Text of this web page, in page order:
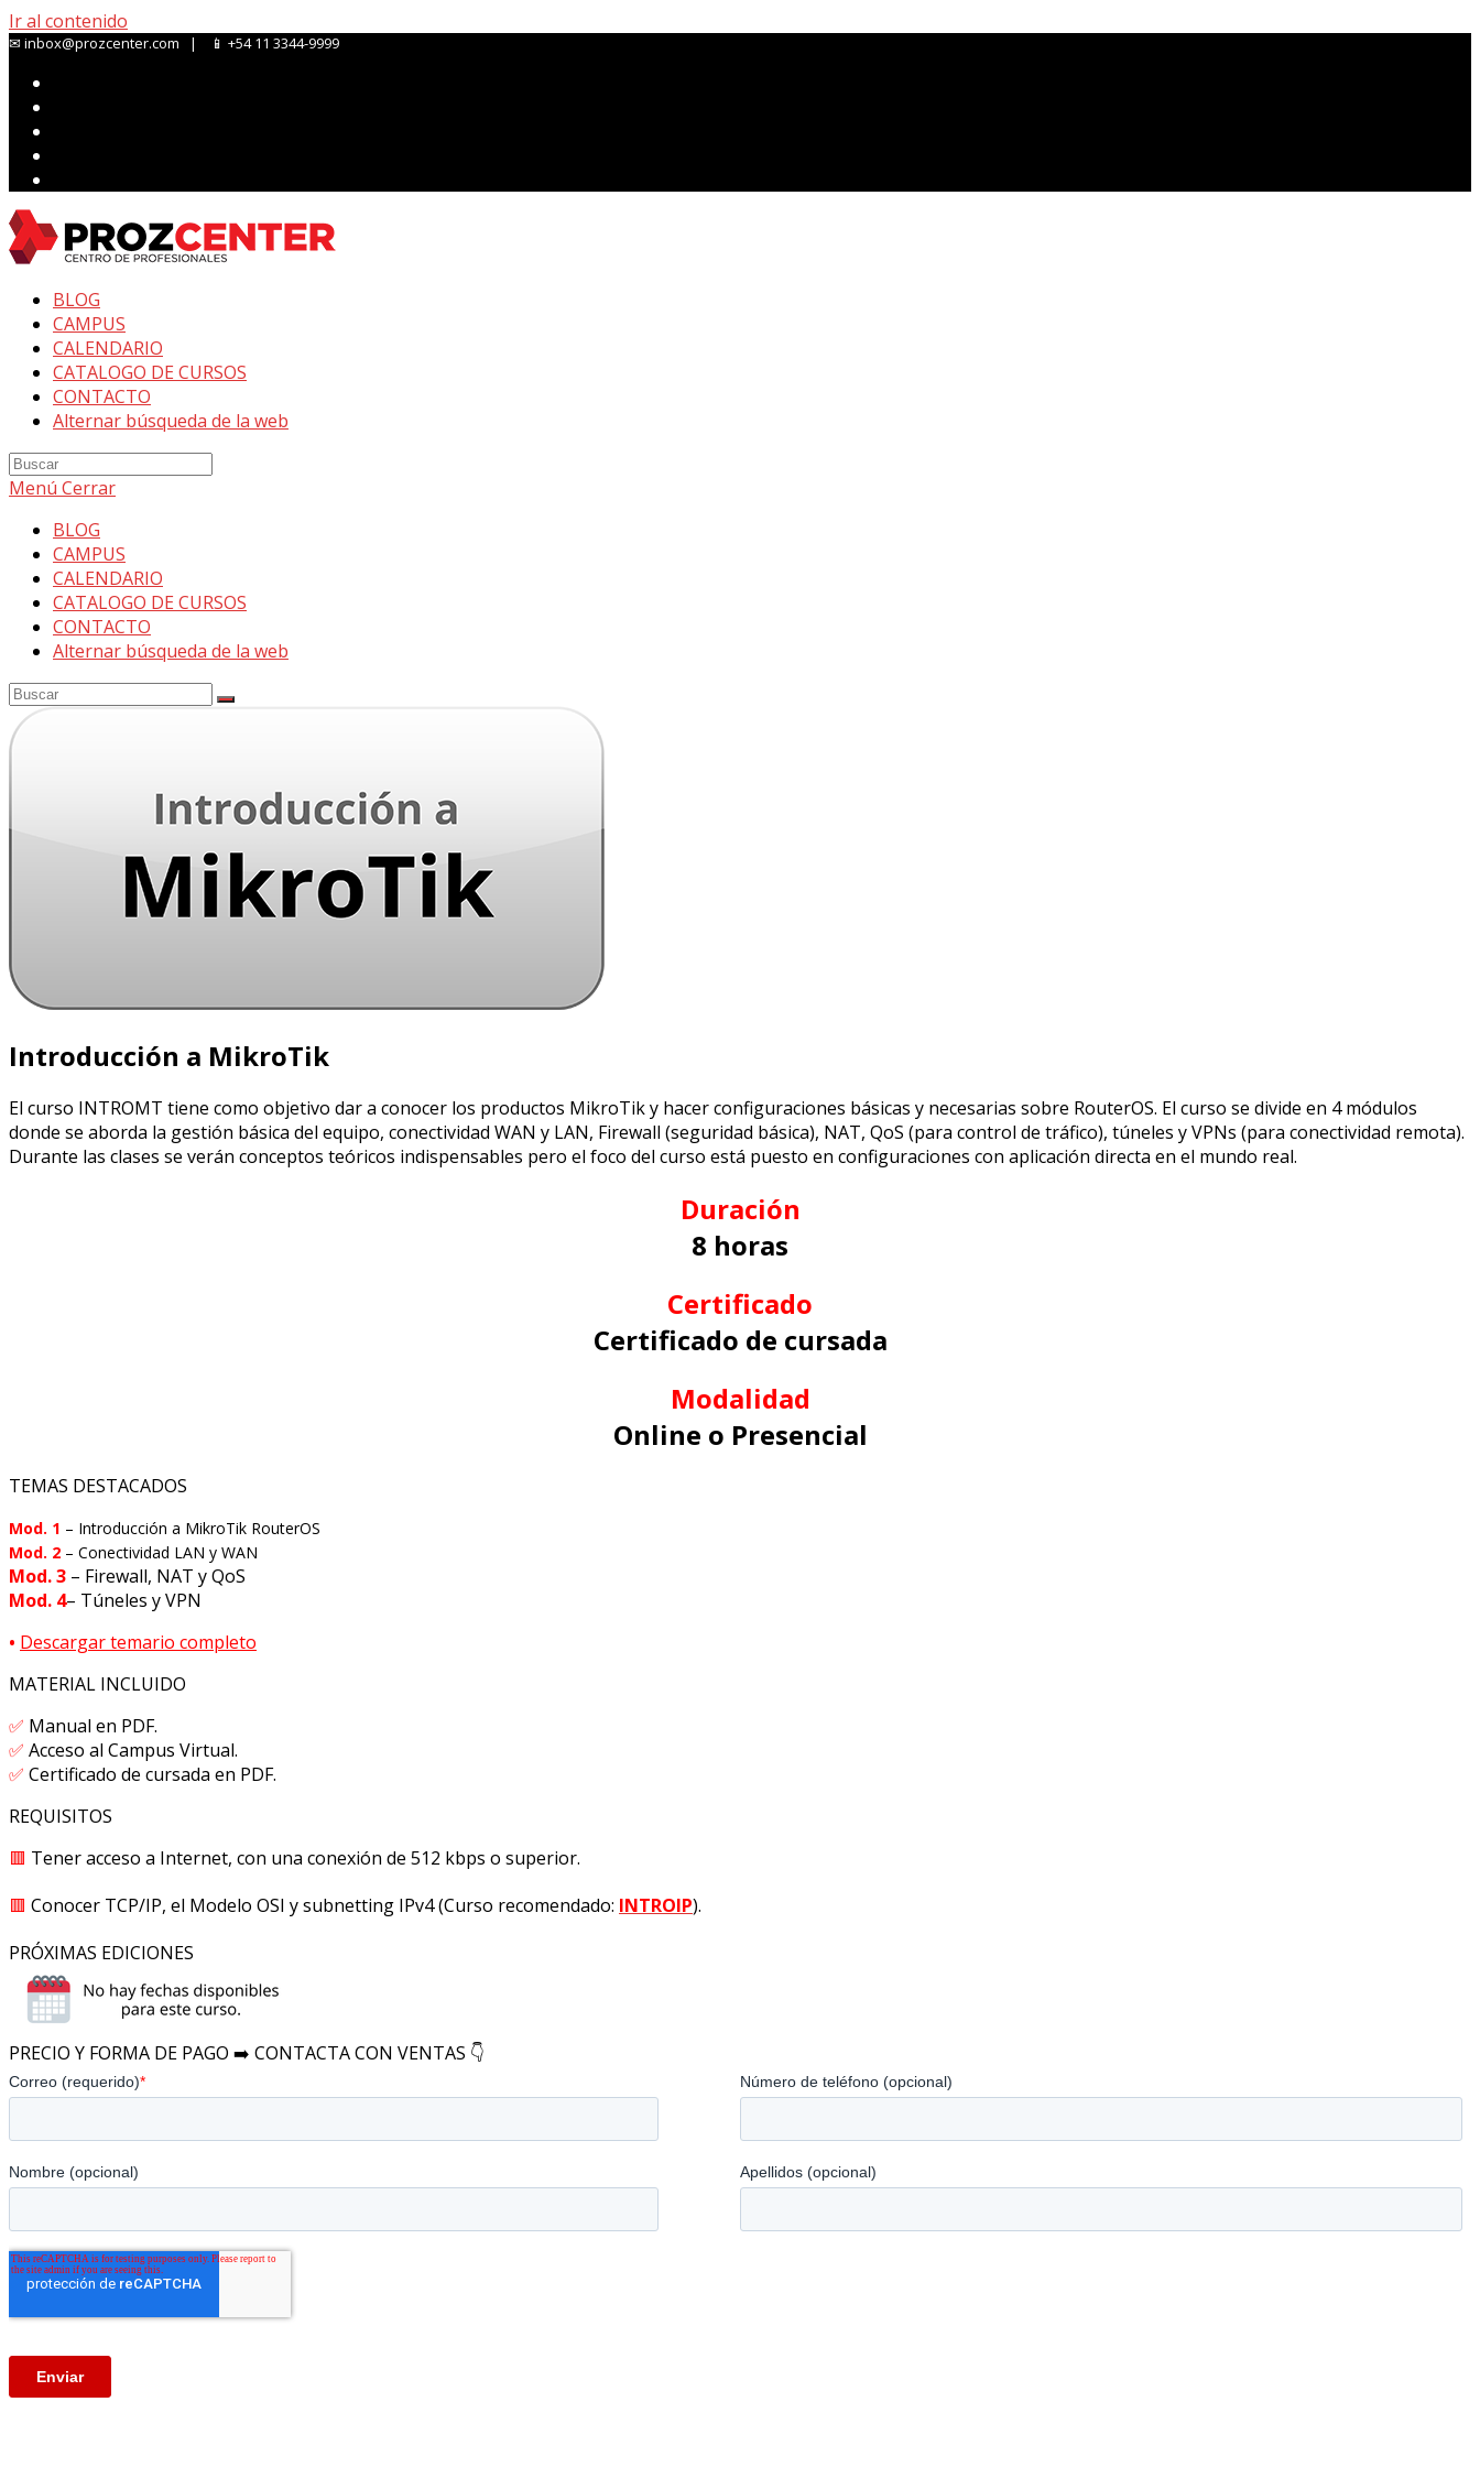
Ir al contenido
✉ inbox@prozcenter.com | 📱 +54 11 3344-9999
BLOG
CAMPUS
CALENDARIO
CATALOGO DE CURSOS
CONTACTO
Alternar búsqueda de la web
Menú Cerrar
BLOG
CAMPUS
CALENDARIO
CATALOGO DE CURSOS
CONTACTO
Alternar búsqueda de la web
Introducción a MikroTik
El curso INTROMT tiene como objetivo dar a conocer los productos MikroTik y hacer configuraciones básicas y necesarias sobre RouterOS. El curso se divide en 4 módulos
donde se aborda la gestión básica del equipo, conectividad WAN y LAN, Firewall (seguridad básica), NAT, QoS (para control de tráfico), túneles y VPNs (para conectividad remota).
Durante las clases se verán conceptos teóricos indispensables pero el foco del curso está puesto en configuraciones con aplicación directa en el mundo real.
Duración
8 horas
Certificado
Certificado de cursada
Modalidad
Online o Presencial
TEMAS DESTACADOS
Mod. 1 – Introducción a MikroTik RouterOS
Mod. 2 – Conectividad LAN y WAN
Mod. 3 – Firewall, NAT y QoS
Mod. 4– Túneles y VPN
• Descargar temario completo
MATERIAL INCLUIDO
✅ Manual en PDF.
✅ Acceso al Campus Virtual.
✅ Certificado de cursada en PDF.
REQUISITOS
🟥 Tener acceso a Internet, con una conexión de 512 kbps o superior.
🟥 Conocer TCP/IP, el Modelo OSI y subnetting IPv4 (Curso recomendado: INTROIP).
PRÓXIMAS EDICIONES
PRECIO Y FORMA DE PAGO ➡️ CONTACTA CON VENTAS 👇